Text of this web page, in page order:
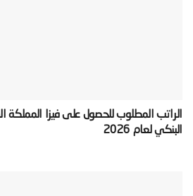
‫الراتب المطلوب للحصول على فيزا المملكة
البنكي لعام 2026‬